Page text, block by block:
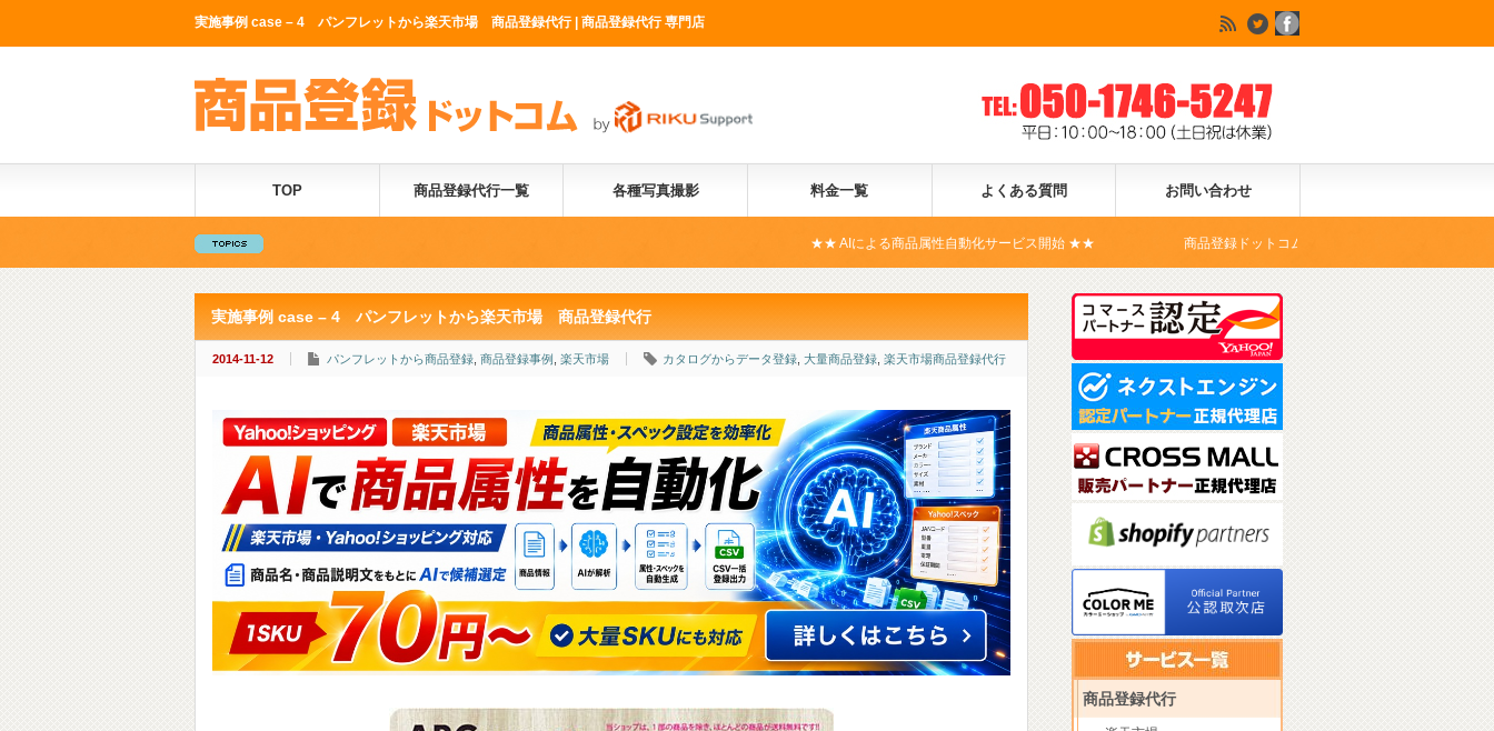
実施事例 case – 4 パンフレットから楽天市場 商品登録代行 | 商品登録代行 専門店
TOP 商品登録代行一覧 各種写真撮影 料金一覧 よくある質問 お問い合わせ
★★ AIによる商品属性自動化サービス開始 ★★ 商品登録ドットコムは、Yahoo!ショッピングの公式コマースパート
実施事例 case – 4 パンフレットから楽天市場 商品登録代行
2014-11-12 パンフレットから商品登録 商品登録事例 楽天市場 カタログからデータ登録 大量商品登録 楽天市場商品登録代行
商品登録代行